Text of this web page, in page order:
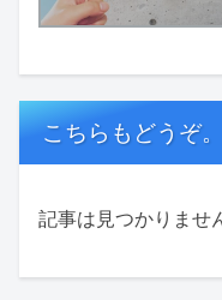
こちらもどうぞ。
記事は見つかりませ